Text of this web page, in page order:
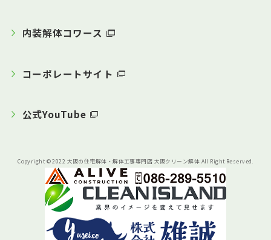
内装解体コワース
コーポレートサイト
公式YouTube
Copyright © 2022 大阪の住宅解体・解体工事専門店 大阪クリーン解体 All Right Reserved.